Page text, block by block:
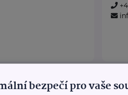
bezpečí pro vaše